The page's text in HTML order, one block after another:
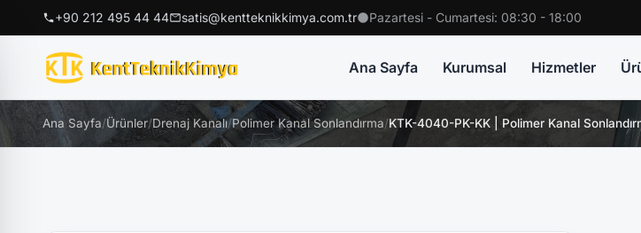
+90 212 495 44 44 satis@kentteknikkimya.com.tr Pazartesi - Cumartesi: 08:30 - 18:00
Ana Sayfa Kurumsal Hizmetler
Ana Sayfa/Ürünler/Drenaj Kanalı/Polimer Kanal Sonlandırma/KTK-4040-PK-KK | Polimer Kanal